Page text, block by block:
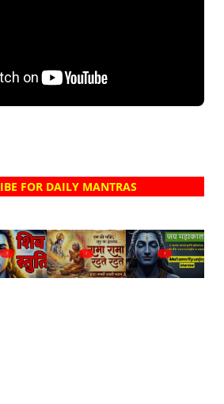
FOR DAILY MANTRAS
? ? ?